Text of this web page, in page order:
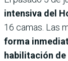
intensiva del
16 camas. Las
forma
habilitación de